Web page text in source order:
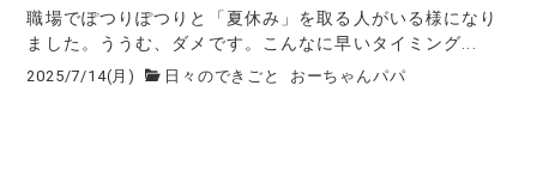
職場でぽつりぽつりと「夏休み」を取る人がいる様になり
ました。ううむ、ダメです。こんなに早いタイミング...
2025/7/14(月) 日々のできごと おーちゃんパパ